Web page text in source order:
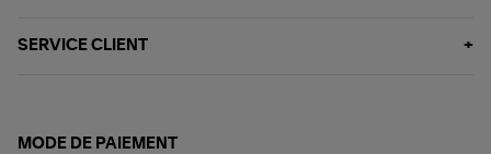
SERVICE CLIENT
MODE DE PAIEMENT